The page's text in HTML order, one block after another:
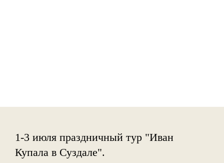
1-3 июля праздничный тур "Иван
Купала в Суздале".